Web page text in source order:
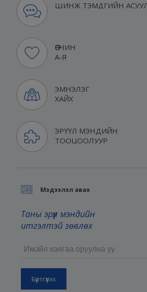
ШИНЖ ТЭМДГИЙН
ӨВЧИН
А-Я
ЭМНЭЛЭГ
ХАЙХ
ЭРҮҮЛ МЭНДИЙН
ТООЦООЛУУР
Мэдээлэл авах
Таны эрүүл мэндийн
итгэлтэй зөвлөх